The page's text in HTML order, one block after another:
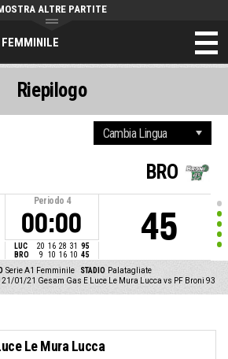
ALTRE PARTITE
Periodo 4
00:00
LUC 20 16 28 31 95
BRO
9 10 16 10 45
BRO
45
Serie A1 Femminile STADIO Palatagliate
21/01/21 Gesam Gas E Luce Le Mura Lucca vs PF Broni 93
Riepilogo
Le Mura Lucca